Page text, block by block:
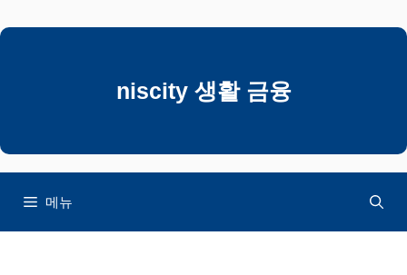
텐
뛰
niscity 생활 금융
메뉴